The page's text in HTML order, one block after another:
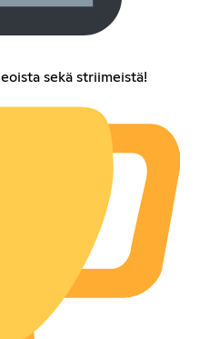
sekä striimeistä!